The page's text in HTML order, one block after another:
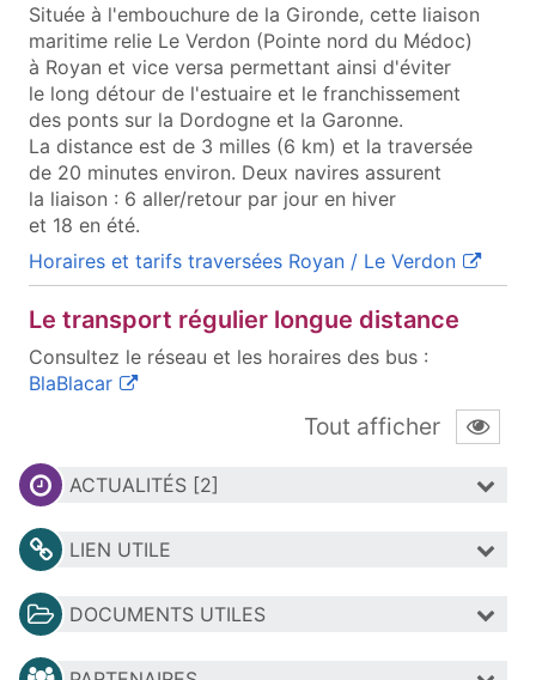
Située à l'embouchure de la Gironde, cette liaison
maritime relie Le Verdon (Pointe nord du Médoc)
à Royan et vice versa permettant ainsi d'éviter
le long détour de l'estuaire et le franchissement
des ponts sur la Dordogne et la Garonne.
La distance est de 3 milles (6 km) et la traversée
de 20 minutes environ. Deux navires assurent
la liaison : 6 aller/retour par jour en hiver
et 18 en été.
Horaires et tarifs traversées Royan / Le Verdon(ouvre
Le transport régulier longue distance
Consultez le réseau et les horaires des bus :
BlaBlacar(ouvre une nouvelle fenêtre)
Tout afficher
ACTUALITÉS [2]
LIEN UTILE
DOCUMENTS UTILES